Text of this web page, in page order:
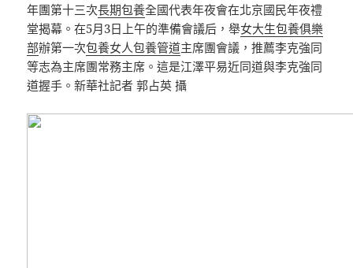
年團第十三次長期包養全國代表年夜會在北京國民年夜禮
堂揭幕。在5月3日上午的準備會議后，舉女大生包養俱樂
部辦第一次包養女人包養管道主席團會議，推薦李克強同
等志為主席團常務主席。這是江澤平易近同道與李克強同
道握手。新華社記者 郭占英 攝